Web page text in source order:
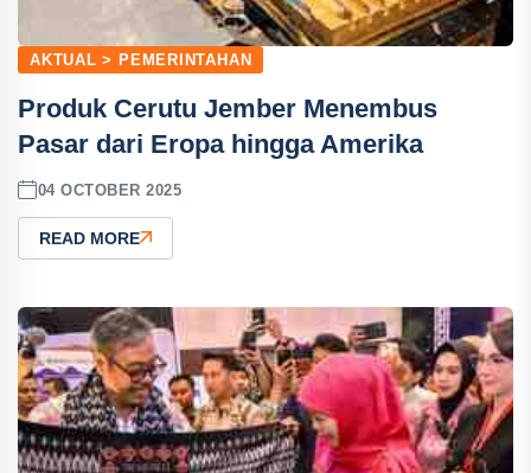
AKTUAL > PEMERINTAHAN
Produk Cerutu Jember Menembus
Pasar dari Eropa hingga Amerika
04 OCTOBER 2025
READ MORE